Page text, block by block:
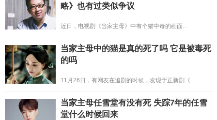
略》也有过类似争议
近日，电视剧《当家主母》中有个猫中毒的画面...
当家主母中的猫是真的死了吗 它是被毒死
的吗
11月26日，有网友在追剧的时候，发现于正新剧《...
当家主母任雪堂有没有死 失踪7年的任雪
堂什么时候回来